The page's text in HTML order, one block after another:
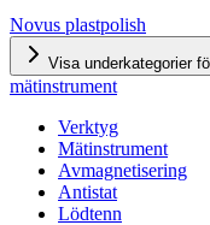
Novus plastpolish
Visa underkategorier
mätinstrument
Verktyg
Mätinstrument
Avmagnetisering
Antistat
Lödtenn